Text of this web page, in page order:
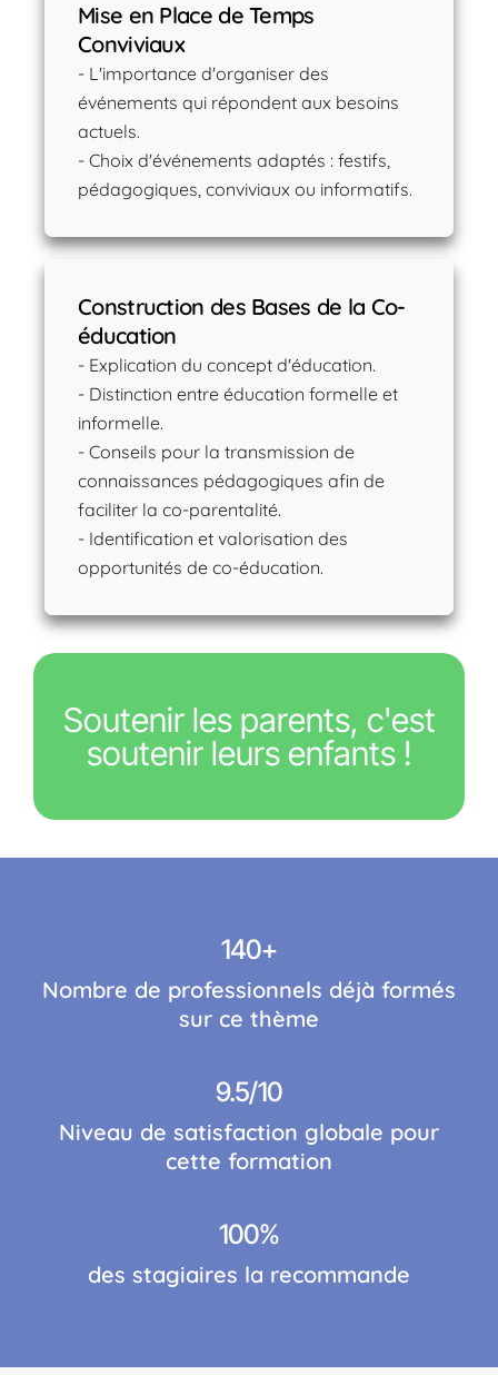
Mise en Place de Temps
Conviviaux
- L'importance d'organiser des
événements qui répondent aux besoins
actuels.
- Choix d'événements adaptés : festifs,
pédagogiques, conviviaux ou informatifs.
Construction des Bases de la Co-
éducation
- Explication du concept d'éducation.
- Distinction entre éducation formelle et
informelle.
- Conseils pour la transmission de
connaissances pédagogiques afin de
faciliter la co-parentalité.
- Identification et valorisation des
opportunités de co-éducation.
Soutenir les parents, c'est
soutenir leurs enfants !
140+
Nombre de professionnels déjà formés
sur ce thème
9.5/10
Niveau de satisfaction globale pour
cette formation
100%
des stagiaires la recommande